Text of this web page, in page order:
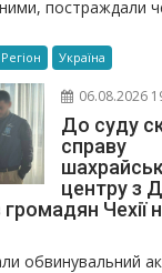
постраждали
Регіон Україна
06.08.2026
До суду
справу
центру з
Чехії
обвинувальний